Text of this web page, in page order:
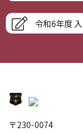
令和6年度
〒230-0074